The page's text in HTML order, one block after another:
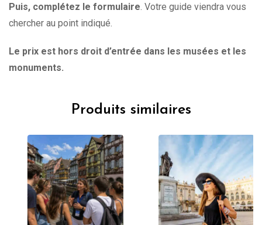
Puis, complétez le formulaire. Votre guide viendra vous
chercher au point indiqué.
Le prix est hors droit d’entrée dans les musées et les
monuments.
Produits similaires